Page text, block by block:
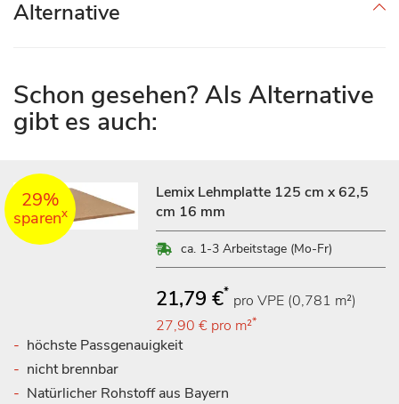
Alternative
Schon gesehen? Als Alternative
gibt es auch:
Lemix Lehmplatte 125 cm x 62,5
cm 16 mm
ca. 1-3 Arbeitstage (Mo-Fr)
21,79 €* pro VPE (0,781 m²)
27,90 € pro m²*
höchste Passgenauigkeit
nicht brennbar
Natürlicher Rohstoff aus Bayern
29%
sparenx